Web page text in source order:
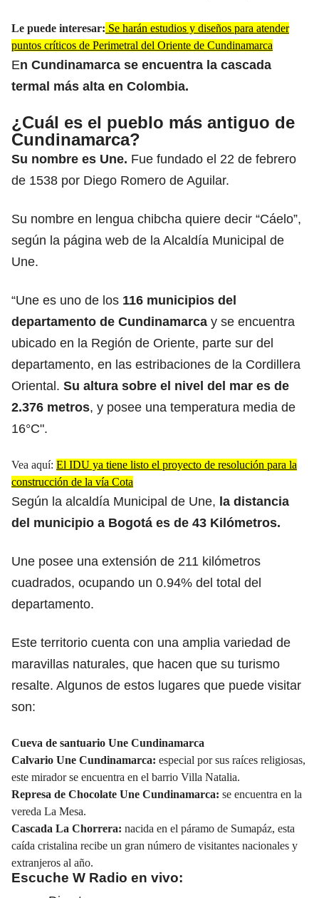
Le puede interesar: Se harán estudios y diseños para atender
puntos críticos de Perimetral del Oriente de Cundinamarca
En Cundinamarca se encuentra la cascada
termal más alta en Colombia.
¿Cuál es el pueblo más antiguo de
Cundinamarca?
Su nombre es Une. Fue fundado el 22 de febrero
de 1538 por Diego Romero de Aguilar.
Su nombre en lengua chibcha quiere decir “Cáelo”,
según la página web de la Alcaldía Municipal de
Une.
“Une es uno de los 116 municipios del
departamento de Cundinamarca y se encuentra
ubicado en la Región de Oriente, parte sur del
departamento, en las estribaciones de la Cordillera
Oriental. Su altura sobre el nivel del mar es de
2.376 metros, y posee una temperatura media de
16°C".
Vea aquí: El IDU ya tiene listo el proyecto de resolución para la
construcción de la vía Cota
Según la alcaldía Municipal de Une, la distancia
del municipio a Bogotá es de 43 Kilómetros.
Une posee una extensión de 211 kilómetros
cuadrados, ocupando un 0.94% del total del
departamento.
Este territorio cuenta con una amplia variedad de
maravillas naturales, que hacen que su turismo
resalte. Algunos de estos lugares que puede visitar
son:
Cueva de santuario Une Cundinamarca
Calvario Une Cundinamarca: especial por sus raíces religiosas,
este mirador se encuentra en el barrio Villa Natalia.
Represa de Chocolate Une Cundinamarca: se encuentra en la
vereda La Mesa.
Cascada La Chorrera: nacida en el páramo de Sumapáz, esta
caída cristalina recibe un gran número de visitantes nacionales y
extranjeros al año.
Escuche W Radio en vivo: